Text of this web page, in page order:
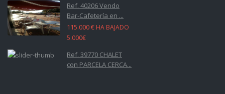
Ref. 40206 Vendo
Bar-Cafetería en ...
115.000 € HA BAJADO
5.000€
Ref. 39770 CHALET
con PARCELA CERCA...